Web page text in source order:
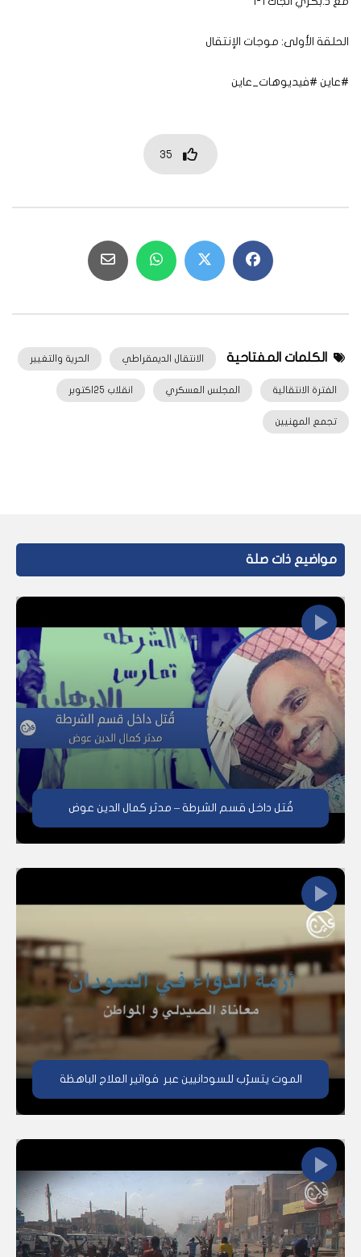
الحلقة الأولى: موجات الإنتقال
#عاين #فيديوهات_عاين
35
الكلمات المفتاحية الانتقال الديمقراطي الحرية والتغيير
الفترة الانتقالية المجلس العسكري انقلاب 25اكتوبر
تجمع المهنيين
مواضيع ذات صلة
قُتل داخل قسم الشرطة – مدثر كمال الدين عوض
الموت يتسرّب للسودانيين عبر فواتير العلاج الباهظة